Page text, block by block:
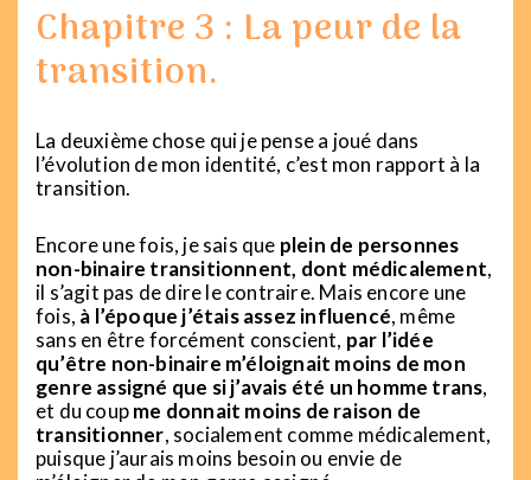
Chapitre 3 : La peur de la
transition.
La deuxième chose qui je pense a joué dans
l’évolution de mon identité, c’est mon rapport à la
transition.
Encore une fois, je sais que plein de personnes
non-binaire transitionnent, dont médicalement,
il s’agit pas de dire le contraire. Mais encore une
fois, à l’époque j’étais assez influencé, même
sans en être forcément conscient, par l’idée
qu’être non-binaire m’éloignait moins de mon
genre assigné que si j’avais été un homme trans,
et du coupme donnait moins de raison de
transitionner, socialement comme médicalement,
puisque j’aurais moins besoin ou envie de